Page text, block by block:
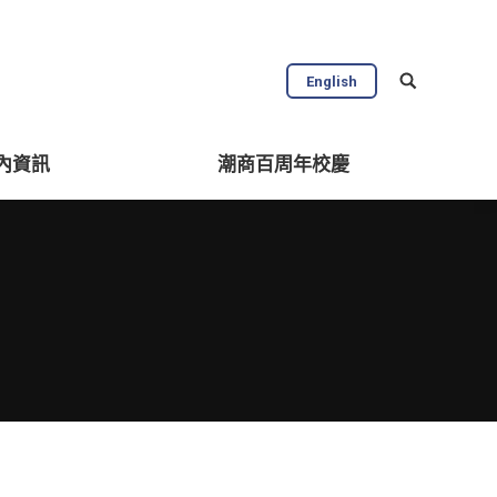
English
資訊 潮商百周年校慶